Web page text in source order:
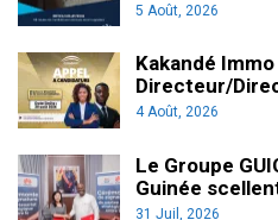
5 Août, 2026
Kakandé
Directeur/
4 Août, 2026
Le Groupe
Guinée
31 Juil, 2026